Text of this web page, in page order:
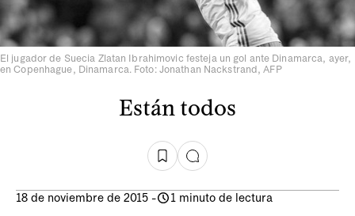
El jugador de Suecia Zlatan Ibrahimovic festeja un gol ante Dinamarca, ayer,
en Copenhague, Dinamarca. Foto: Jonathan Nackstrand, AFP
Están todos
18 de noviembre de 2015 - 1 minuto de lectura